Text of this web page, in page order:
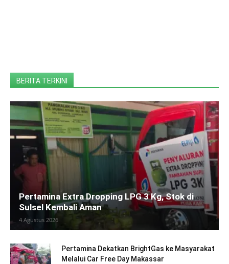
BERITA TERKINI
Pertamina Extra Dropping LPG 3 Kg, Stok di
Sulsel Kembali Aman
4 Agustus 2026
Pertamina Dekatkan BrightGas ke Masyarakat
Melalui Car Free Day Makassar